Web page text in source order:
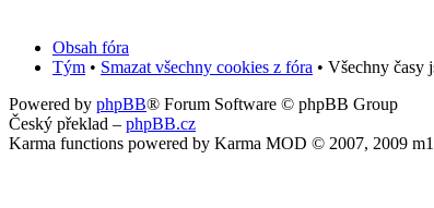
Dobrý den. Po demontáži a zpětné montáži originálního
předem za jakoukoliv radu.
úte 31. říj 2023, 13:39,Vafle_2001cz
Zdravím, neřešil někdo vylepšení Xsary? Konkrétně výměna
čtv 20. črc 2023, 13:34, scorpick
Ahoj všichni, mám problém u mé Xsary break N2 2004 1.6
nic..jinak jdou světla, směrovky, akorát to neukazuje
Obsah fóra
Tým • Smazat všechny cookies z fóra • Všechny časy
Powered by phpBB® Forum Software © phpBB Group
Český překlad – phpBB.cz
Karma functions powered by Karma MOD © 2007, 2009